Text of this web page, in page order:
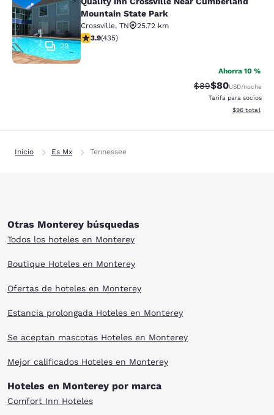
Quality Inn Crossville Near
29
Mountain State Park
Crossville, TN
25.72 km
calificación de 3.94 estrellas. Bueno. 435 reseñas
3.9(435)
Ahorra 10 %
Precio tachado:
$89Precio con
$80USD/noche
Tarifa para socios
Ver detalles
$96 total
Inicio Es Mx Tennessee
Otras Monterey búsquedas
Todos los hoteles en Monterey
Boutique Hoteles en Monterey
Ofertas de hoteles en Monterey
Estancia prolongada Hoteles en Monterey
Se aceptan mascotas Hoteles en Monterey
Mejor calificados Hoteles en Monterey
Hoteles en Monterey por marca
Comfort Inn Hoteles